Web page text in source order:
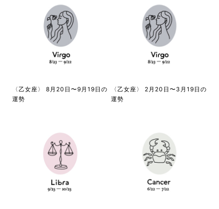
〈乙女座〉 8月20日〜9月19日の
運勢
〈乙女座〉 2月20日〜3月19日の
運勢